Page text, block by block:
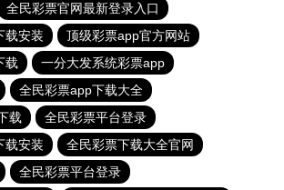
全民彩票官网最新登录入口
载安装
顶级彩票app官方网站
载
一分大发系统彩票app
全民彩票app下载大全
载
全民彩票平台登录
载安装
全民彩票下载大全官网
全民彩票平台登录